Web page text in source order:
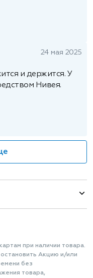
24 мая 2025
и держится. У
Нивея.
при наличии товара.
Акцию и/или
без
товара,